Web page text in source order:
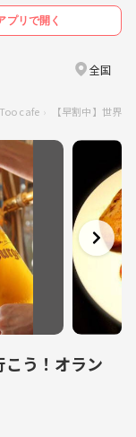
プリで開く
全国
Too cafe 【早割中】世界
こう！オラン